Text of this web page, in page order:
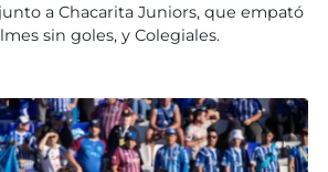
a Chacarita Juniors, que empató
sin goles, y Colegiales.